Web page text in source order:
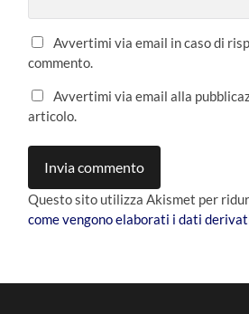
Avvertimi via email in caso di
commento.
Avvertimi via email alla
articolo.
Questo sito utilizza Akismet per
come vengono elaborati i dati